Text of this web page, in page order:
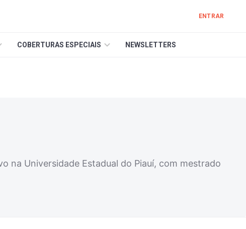
ENTRAR
COBERTURAS ESPECIAIS NEWSLETTERS
na Universidade Estadual do Piauí, com mestrado